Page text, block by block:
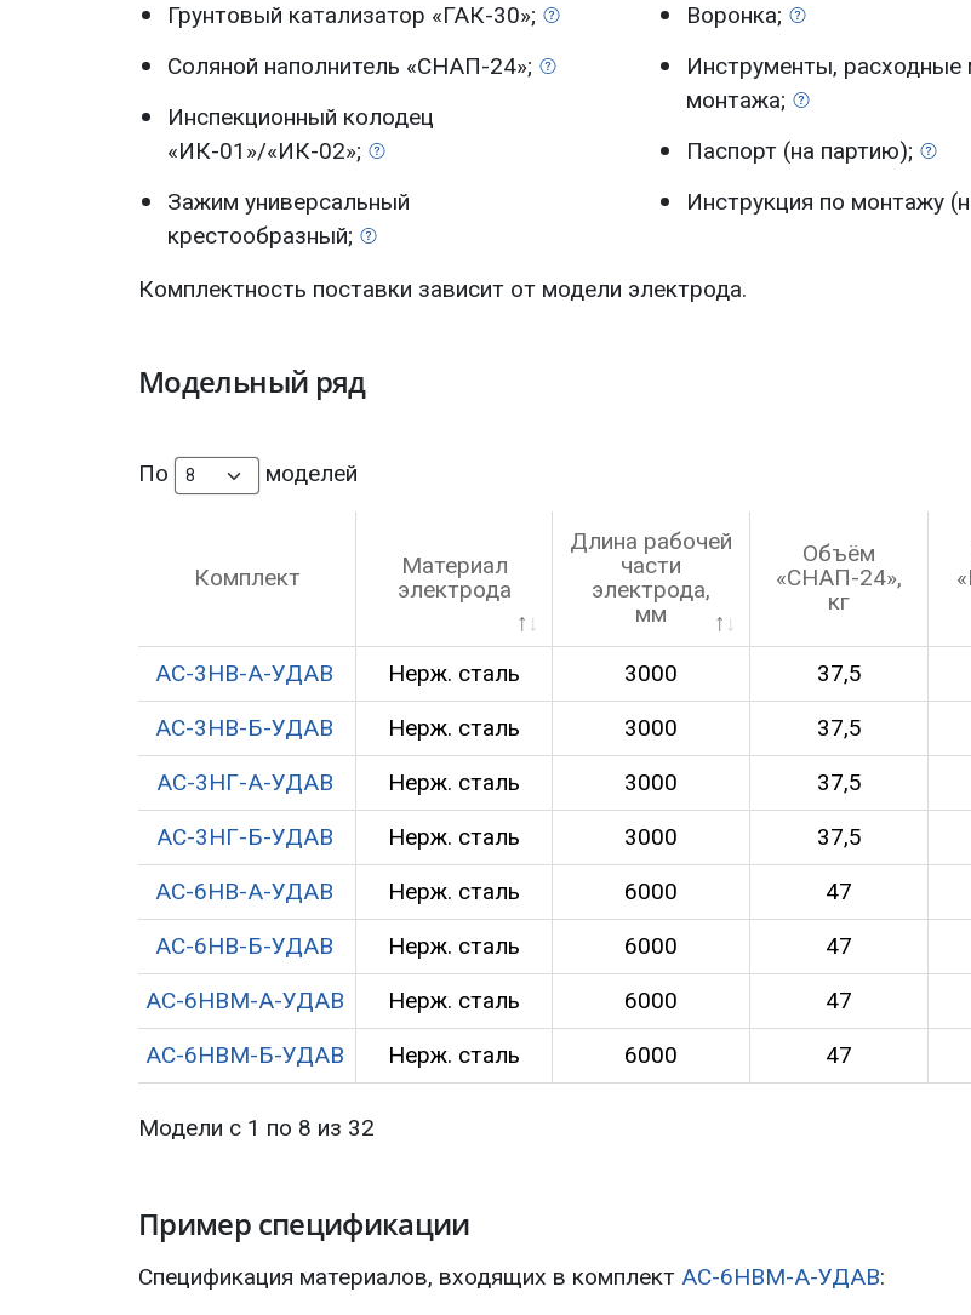
Грунтовый катализатор «ГАК-30»;
Соляной наполнитель «СНАП-24»;
Инспекционный колодец
«ИК-01»/«ИК-02»;
Зажим универсальный
крестообразный;
Воронка;
Инструменты, расходные
монтажа;
Паспорт (на партию);
Инструкция по монтажу
Комплектность поставки зависит от модели электрода.
Модельный ряд
По моделей
Комплект
Материал
электрода
Длина рабочей
части
электрода,
мм
Объём
«СНАП-24»,
кг
АС-3НВ-А-УДАВ Нерж. сталь 3000 37,5
АС-3НВ-Б-УДАВ
Нерж. сталь 3000 37,5
АС-3НГ-А-УДАВ
Нерж. сталь 3000 37,5
АС-3НГ-Б-УДАВ
Нерж. сталь 3000 37,5
АС-6НВ-А-УДАВ
Нерж. сталь 6000 47
АС-6НВ-Б-УДАВ
Нерж. сталь 6000 47
АС-6НВМ-А-УДАВ
Нерж. сталь 6000 47
АС-6НВМ-Б-УДАВ
Нерж. сталь 6000 47
Модели с 1 по 8 из 32
Пример спецификации
Спецификация материалов, входящих в комплект АС-6НВМ-А-УДАВ: